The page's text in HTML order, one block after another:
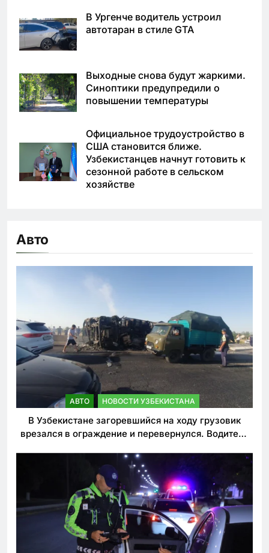
В Ургенче водитель устроил
автотаран в стиле GTA
Выходные снова будут жаркими.
Синоптики предупредили о
повышении температуры
Официальное трудоустройство в
США становится ближе.
Узбекистанцев начнут готовить к
сезонной работе в сельском
хозяйстве
Авто
АВТО НОВОСТИ УЗБЕКИСТАНА
В Узбекистане загоревшийся на ходу грузовик
врезался в ограждение и перевернулся. Водитель